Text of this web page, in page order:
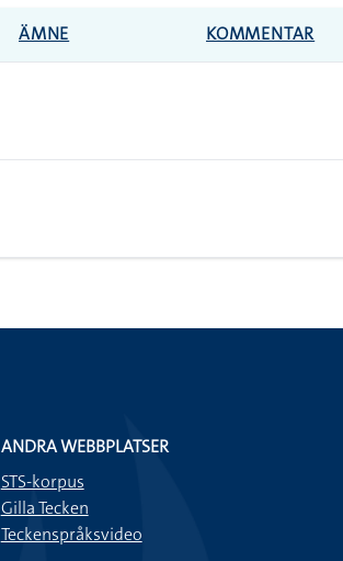
ÄMNE KOMMENTAR
ANDRA WEBBPLATSER
STS-korpus
Gilla Tecken
Teckenspråksvideo